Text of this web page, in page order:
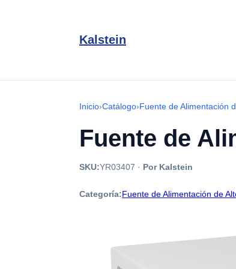
Kalstein
Inicio›Catálogo›Fuente de Alimentación
Fuente de
SKU:YR03407 · Por Kalstein
Categoría:Fuente de Alimentación de